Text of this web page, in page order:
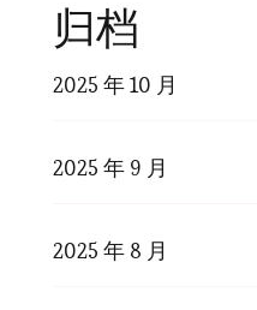
归档
2025 年 10 月
2025 年 9 月
2025 年 8 月